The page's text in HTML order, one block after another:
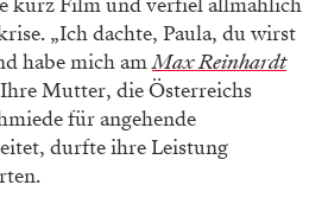
kurz Film und verfiel allmählich
„Ich dachte, Paula, du wirst
habe mich amMax Reinhardt
Mutter, die Österreichs
für angehende
durfte ihre Leistung